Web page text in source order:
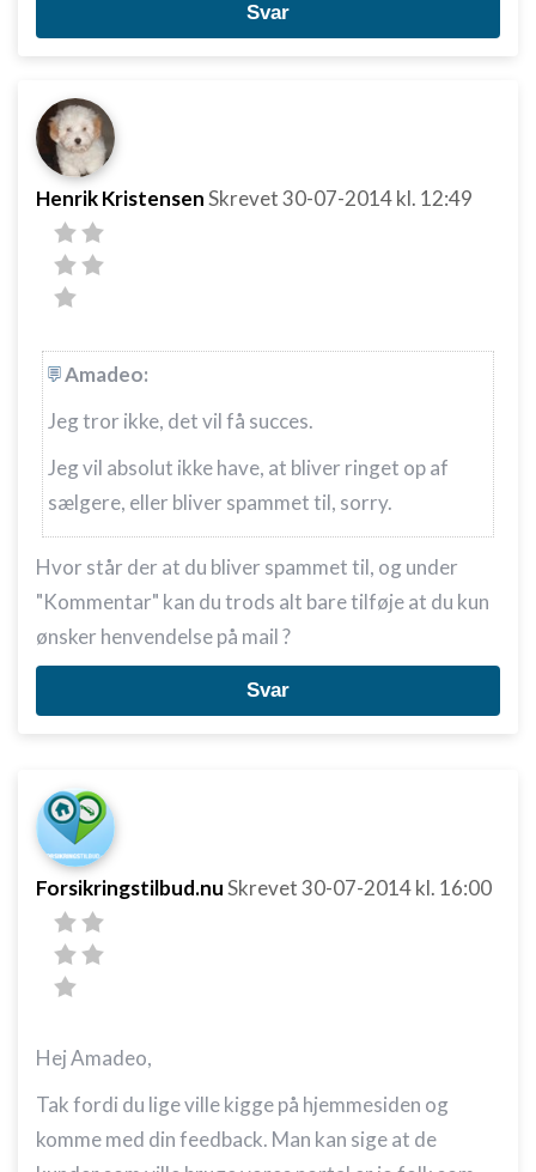
Svar
Henrik KristensenSkrevet30-07-2014kl. 12:49
Amadeo:
Jeg tror ikke, det vil få succes.
Jeg vil absolut ikke have, at bliver ringet op af
sælgere, eller bliver spammet til, sorry.
Hvor står der at du bliver spammet til, og under
"Kommentar" kan du trods alt bare tilføje at du kun
ønsker henvendelse på mail ?
Svar
Forsikringstilbud.nuSkrevet30-07-2014kl. 16:00
Hej Amadeo,
Tak fordi du lige ville kigge på hjemmesiden og
komme med din feedback. Man kan sige at de